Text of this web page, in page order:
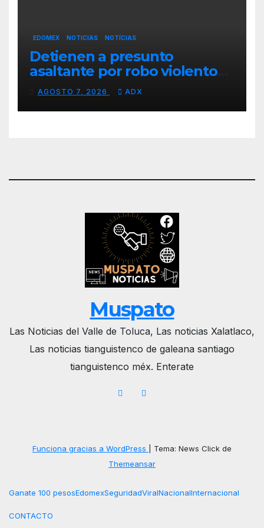
EDOMEX NOTICIAS NOTÍCIAS
Detienen a presunto
asaltante por robo violento
de motocicleta en
Chimalhuacán
AGOSTO 7, 2026 ADX
Muspato
Las Noticias del Valle de Toluca, Las noticias Xalatlaco,
Las noticias tianguistenco de galeana santiago
tianguistenco méx. Enterate
Funciona gracias a WordPress
Tema: News Click de
Themeansar
Ganate 100 pesosEdomexSeguridadViralNacionalInternacional
CONTACTO